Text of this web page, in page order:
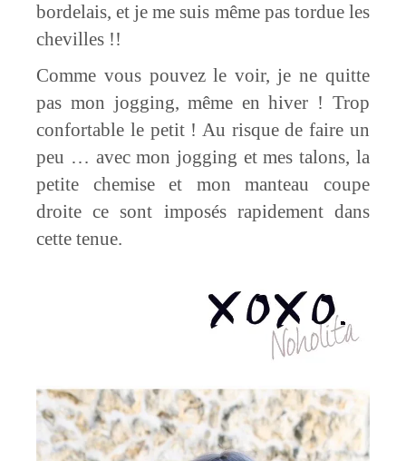
bordelais, et je me suis même pas tordue les
chevilles !!
Comme vous pouvez le voir, je ne quitte
pas mon jogging, même en hiver ! Trop
confortable le petit ! Au risque de faire un
peu … avec mon jogging et mes talons, la
petite chemise et mon manteau coupe
droite ce sont imposés rapidement dans
cette tenue.